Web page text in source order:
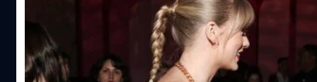
ของวัตถุในวงโคจรเดียวกัน ดังนั้น เมื่อก๊าซเรือนกระจกสะสม
มากขึ้นเรื่อย ๆ จึงทำให้ความหนาแน่นของชั้นบรรยากาศในชั้น
เทอร์โมสเฟียร์ลดลง และเพิ่มความเสี่ยงที่ดาวเทียมที่ปลด
ระวางจะคงเหลือเศษซากอยู่ในวงโคจร จนอาจเกิดการชนกัน
Billie Eilish โจมตีศิลปินปั๊มแผ่นเสียงหลาย
เวอร์ชันทำลายสิ่งแวดล้อม เจ้าตัวโต้ไม่ได้
เจาะจงใคร (รวมทั้ง Taylor Swift ด้วย)
บิลลี ไอลิช (Billie Eilish) โจมตีศิลปินผลิตแผ่นเสียงต่าง